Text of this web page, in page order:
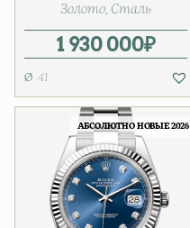
Золото Сталь
1 930 000₽
41
АБСОЛЮТНО НОВЫЕ 2026